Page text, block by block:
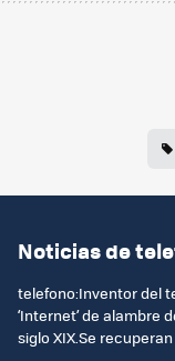
Noticias de
telefono:Inventor del
‘Internet’ de alambre
siglo XIX.Se recuperan